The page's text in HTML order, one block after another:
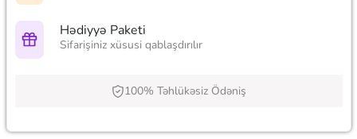
Hədiyyə Paketi
Sifarişiniz xüsusi qablaşdırılır
100% Təhlükəsiz Ödəniş